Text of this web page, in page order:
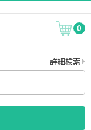
0
詳細検索